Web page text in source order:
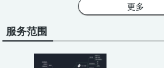
更多
服务范围